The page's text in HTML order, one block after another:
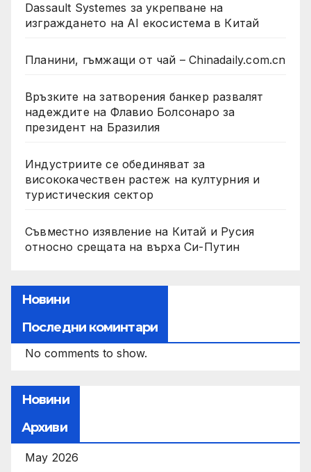
Dassault Systemes за укрепване на
изграждането на AI екосистема в Китай
Планини, гъмжащи от чай – Chinadaily.com.cn
Връзките на затворения банкер развалят
надеждите на Флавио Болсонаро за
президент на Бразилия
Индустриите се обединяват за
висококачествен растеж на културния и
туристическия сектор
Съвместно изявление на Китай и Русия
относно срещата на върха Си-Путин
Новини
Последни коминтари
No comments to show.
Новини
Архиви
May 2026